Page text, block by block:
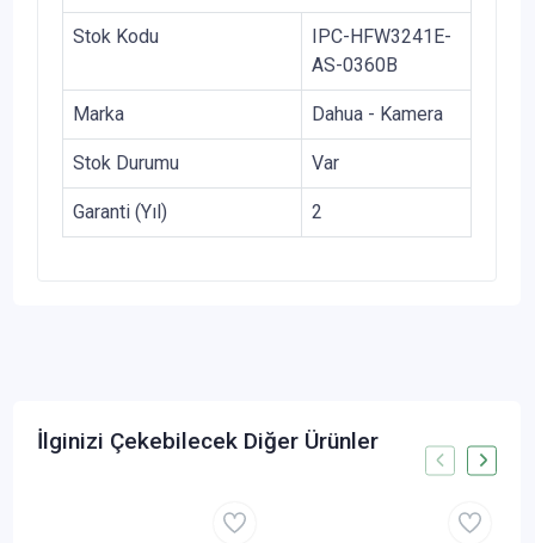
Stok Kodu
IPC-HFW3241E-
AS-0360B
Marka Dahua - Kamera
Stok Durumu Var
Garanti (Yıl) 2
İlginizi Çekebilecek Diğer Ürünler